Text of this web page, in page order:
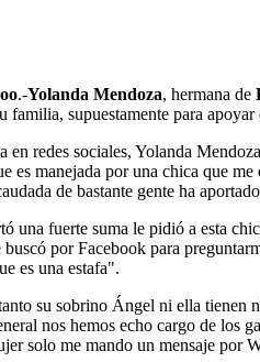
.-Yolanda Mendoza, hermana de
familia, supuestamente para
en redes sociales, Yolanda
es manejada por una chica que
de bastante gente ha
una fuerte suma le pidió a esta
por Facebook para
es una estafa".
su sobrino Ángel ni ella tienen
nos hemos echo cargo de los
solo me mando un mensaje